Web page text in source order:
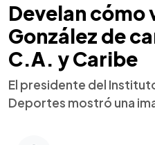
Develan cómo
González de
C.A. y Caribe
El presidente del
Deportes mostró una